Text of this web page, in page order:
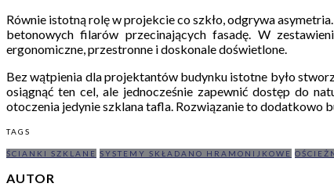
Równie istotną rolę w projekcie co szkło, odgrywa
betonowych filarów przecinających fasadę. W
ergonomiczne, przestronne i doskonale doświetlone.
Bez wątpienia dla projektantów budynku istotne było
osiągnąć ten cel, ale jednocześnie zapewnić dostęp do
otoczenia jedynie szklana tafla. Rozwiązanie to dodatkowo
TAGS
ŚCIANKI SZKLANE SYSTEMY SKŁADANO HRAMONIJKOWE
AUTOR